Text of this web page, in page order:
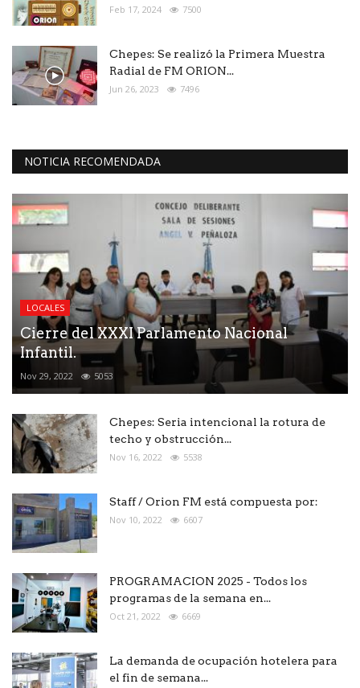
Feb 17, 2024 7500
Chepes: Se realizó la Primera Muestra
Radial de FM ORION...
Jun 26, 2023 7496
NOTICIA RECOMENDADA
LOCALES
Cierre del XXXI Parlamento Nacional
Infantil.
Nov 29, 2022 5053
Chepes: Seria intencional la rotura de
techo y obstrucción...
Nov 16, 2022 5538
Staff / Orion FM está compuesta por:
Nov 10, 2022 6607
PROGRAMACION 2025 - Todos los
programas de la semana en...
Oct 21, 2022 6669
La demanda de ocupación hotelera para
el fin de semana...